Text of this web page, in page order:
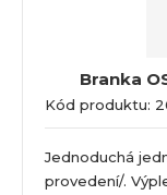
Branka
Kód produktu:
Jednoduchá
provedení/.